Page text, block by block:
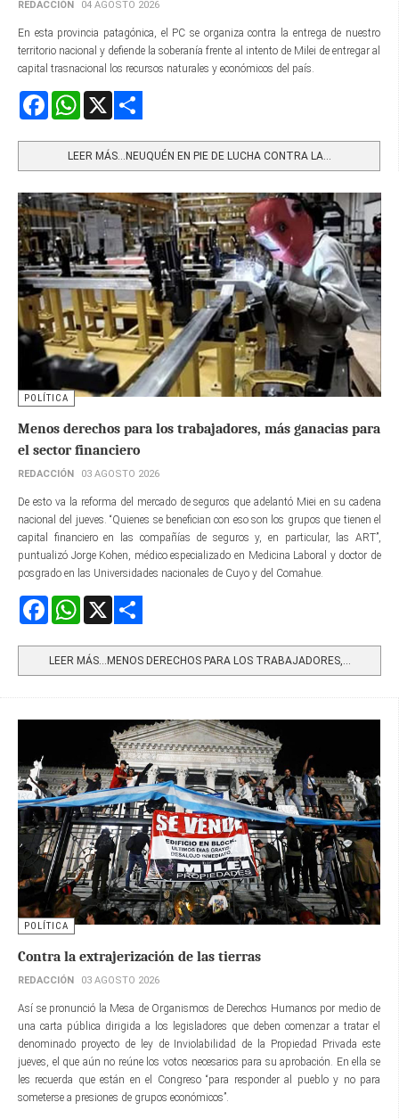
REDACCIÓN 04 AGOSTO 2026
En esta provincia patagónica, el PC se organiza contra la entrega de nuestro
territorio nacional y defiende la soberanía frente al intento de Milei de entregar al
capital trasnacional los recursos naturales y económicos del país.
FacebookWhatsApp
LEER MÁS…NEUQUÉN EN PIE DE LUCHA CONTRA LA...
POLÍTICA
Menos derechos para los trabajadores, más ganacias para
el sector financiero
REDACCIÓN 03 AGOSTO 2026
De esto va la reforma del mercado de seguros que adelantó Miei en su cadena
nacional del jueves. “Quienes se benefician con eso son los grupos que tienen el
capital financiero en las compañías de seguros y, en particular, las ART”,
puntualizó Jorge Kohen, médico especializado en Medicina Laboral y doctor de
posgrado en las Universidades nacionales de Cuyo y del Comahue.
FacebookWhatsApp
LEER MÁS…MENOS DERECHOS PARA LOS TRABAJADORES,...
POLÍTICA
Contra la extrajerización de las tierras
REDACCIÓN 03 AGOSTO 2026
Así se pronunció la Mesa de Organismos de Derechos Humanos por medio de
una carta pública dirigida a los legisladores que deben comenzar a tratar el
denominado proyecto de ley de Inviolabilidad de la Propiedad Privada este
jueves, el que aún no reúne los votos necesarios para su aprobación. En ella se
les recuerda que están en el Congreso “para responder al pueblo y no para
someterse a presiones de grupos económicos”.